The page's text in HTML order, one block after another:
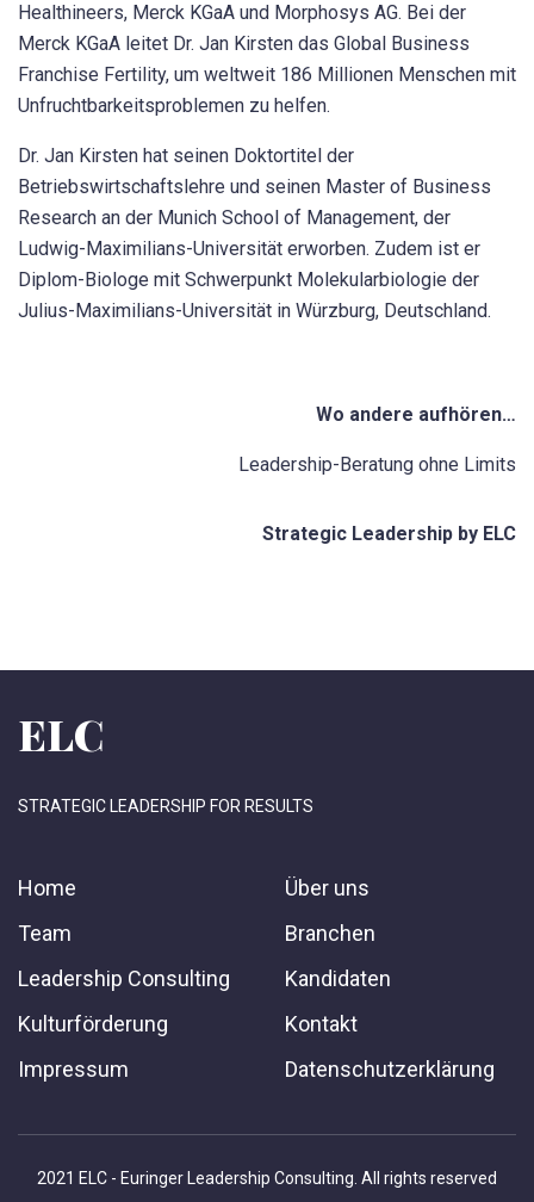
Healthineers, Merck KGaA und Morphosys AG. Bei der
Merck KGaA leitet Dr. Jan Kirsten das Global Business
Franchise Fertility, um weltweit 186 Millionen Menschen mit
Unfruchtbarkeitsproblemen zu helfen.
Dr. Jan Kirsten hat seinen Doktortitel der
Betriebswirtschaftslehre und seinen Master of Business
Research an der Munich School of Management, der
Ludwig-Maximilians-Universität erworben. Zudem ist er
Diplom-Biologe mit Schwerpunkt Molekularbiologie der
Julius-Maximilians-Universität in Würzburg, Deutschland.
Wo andere aufhören…
Leadership-Beratung ohne Limits
Strategic Leadership by ELC
ELC
STRATEGIC LEADERSHIP FOR RESULTS
Home
Über uns
Team
Branchen
Leadership Consulting
Kandidaten
Kulturförderung
Kontakt
Impressum
Datenschutzerklärung
2021 ELC - Euringer Leadership Consulting. All rights reserved